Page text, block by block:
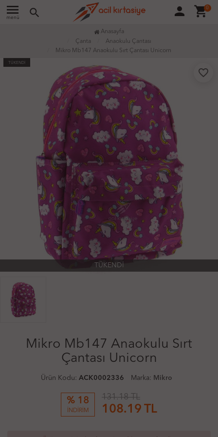
menu
menü search person shopping_cart
0
Anasayfa
Çanta
Anaokulu Çantası
Mikro Mb147 Anaokulu Sırt Çantası Unicorn
TÜKENDİ
favorite_border
TÜKENDİ
Mikro Mb147 Anaokulu Sırt
Çantası Unicorn
Ürün Kodu: ACK0002336 Marka: Mikro
% 18
İNDİRİM
131.18 TL
108.19 TL